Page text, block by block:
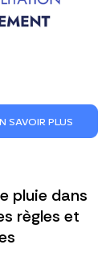
SAVOIR PLUS
pluie dans
règles et